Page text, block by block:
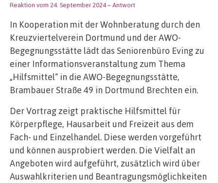
Reaktion vom 24. September 2024– Antwort
In Kooperation mit der Wohnberatung durch den
Kreuzviertelverein Dortmund und der AWO-
Begegnungsstätte lädt das Seniorenbüro Eving zu
einer Informationsveranstaltung zum Thema
„Hilfsmittel“ in die AWO-Begegnungsstätte,
Brambauer Straße 49 in Dortmund Brechten ein.
Der Vortrag zeigt praktische Hilfsmittel für
Körperpflege, Hausarbeit und Freizeit aus dem
Fach- und Einzelhandel. Diese werden vorgeführt
und können ausprobiert werden. Die Vielfalt an
Angeboten wird aufgeführt, zusätzlich wird über
Auswahlkriterien und Beantragungsmöglichkeiten